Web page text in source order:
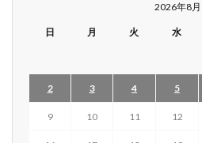
2026年8月
日 月 火 水
2 3 4 5
9 10 11 12